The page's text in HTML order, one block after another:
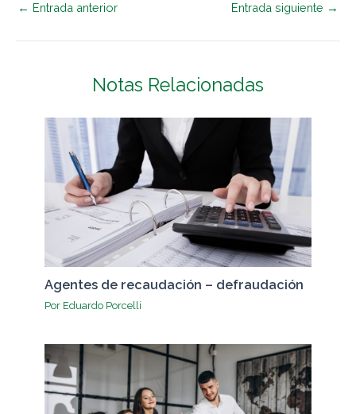
← Entrada anterior Entrada siguiente →
Notas Relacionadas
Agentes de recaudación – defraudación
Por Eduardo Porcelli